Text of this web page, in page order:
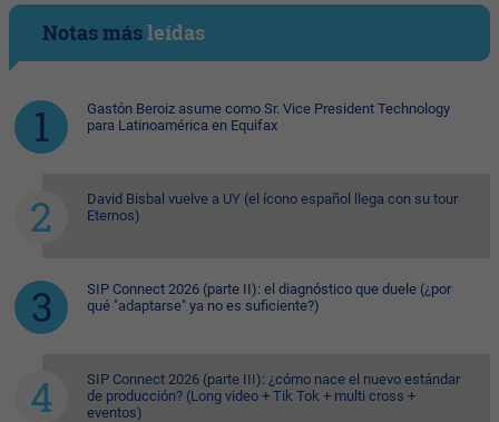
Notas másleídas
Gastón Beroiz asume como Sr. Vice President Technology
para Latinoamérica en Equifax
David Bisbal vuelve a UY (el ícono español llega con su tour
Eternos)
SIP Connect 2026 (parte II): el diagnóstico que duele (¿por
qué "adaptarse" ya no es suficiente?)
SIP Connect 2026 (parte III): ¿cómo nace el nuevo estándar
de producción? (Long video + Tik Tok + multi cross +
eventos)